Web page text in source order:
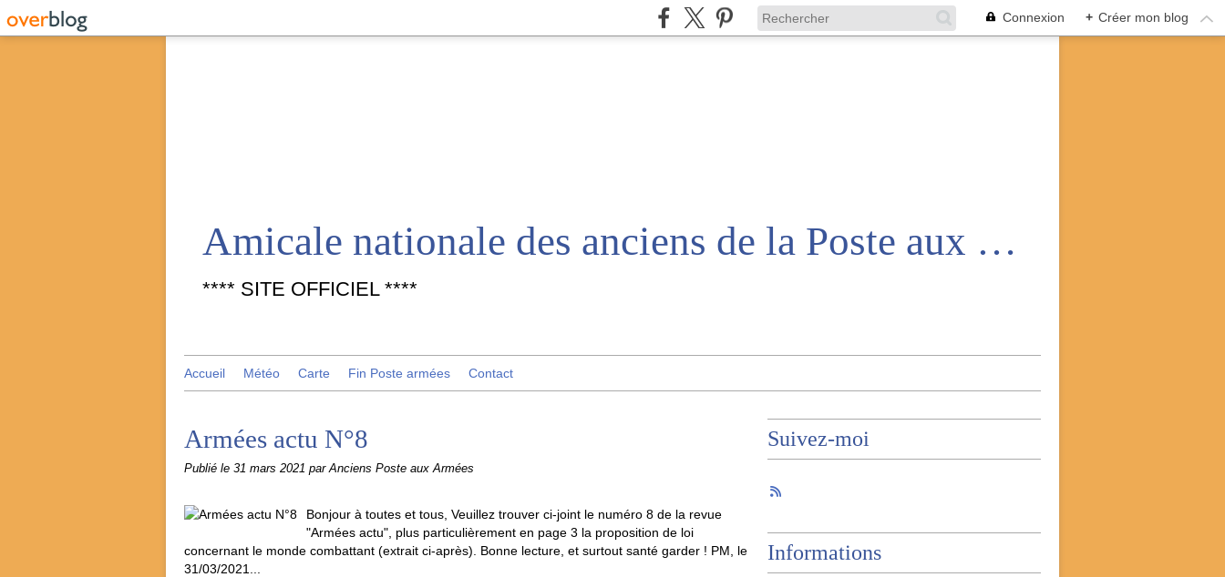
Connexion + Créer mon blog
Amicale nationale des anciens de la Poste aux armées
**** SITE OFFICIEL ****
Accueil Météo Carte Fin Poste armées Contact
Armées actu N°8
Publié le 31 mars 2021 par Anciens Poste aux Armées
Bonjour à toutes et tous, Veuillez trouver ci-joint le numéro 8 de la revue
"Armées actu", plus particulièrement en page 3 la proposition de loi
concernant le monde combattant (extrait ci-après). Bonne lecture, et surtout santé garder ! PM, le
31/03/2021...
Suivez-moi
Informations